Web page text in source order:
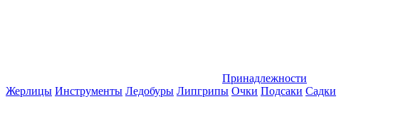
Принадлежности
Жерлицы Инструменты Ледобуры Липгрипы Очки Подсаки Садки